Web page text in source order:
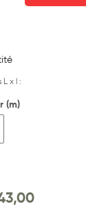
L x l :
(m)